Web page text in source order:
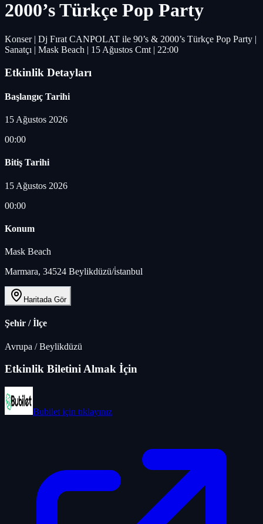
2000’s Türkçe Pop Party
Konser | Dj Fırat CANPOLAT ile 90’s & 2000’s Türkçe Pop Party |
Sanatçı | Mask Beach | 15 Ağustos Cmt | 22:00
Etkinlik Detayları
Başlangıç Tarihi
15 Ağustos 2026
00:00
Bitiş Tarihi
15 Ağustos 2026
00:00
Konum
Mask Beach
Marmara, 34524 Beylikdüzü/i̇stanbul
Haritada Gör
Şehir / İlçe
Avrupa /Beylikdüzü
Etkinlik Biletini Almak İçin
Bubilet için tıklayınız